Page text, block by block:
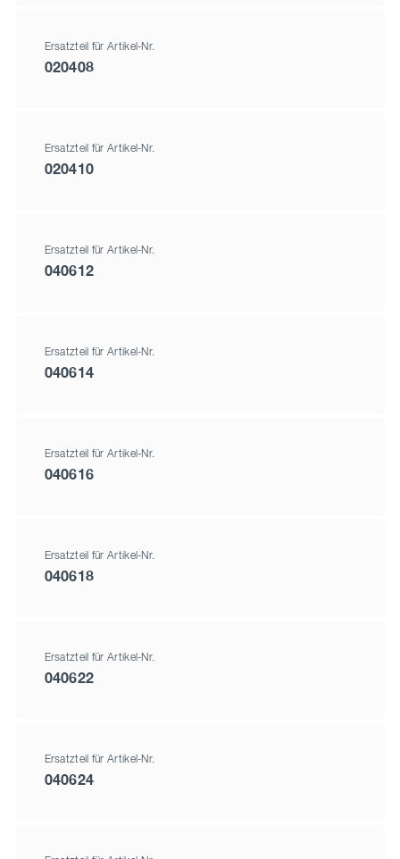
Ersatzteil für Artikel-Nr.
020408
Ersatzteil für Artikel-Nr.
020410
Ersatzteil für Artikel-Nr.
040612
Ersatzteil für Artikel-Nr.
040614
Ersatzteil für Artikel-Nr.
040616
Ersatzteil für Artikel-Nr.
040618
Ersatzteil für Artikel-Nr.
040622
Ersatzteil für Artikel-Nr.
040624